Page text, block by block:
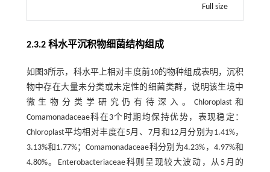
Full size
2.3.2 科水平沉积物细菌结构组成
如 图3所示，科水平上相对丰度前10的物种组成表明，沉积
物中存在大量未分类或未定性的细菌类群，说明该生境中
微生物分类学研究仍有待深入。Chloroplast和
Comamonadaceae科在3个时期均保持优势，表现稳定：
Chloroplast平均相对丰度在5月、7月和12月分别为1.41%，
3.13%和1.77%；Comamonadaceae科分别为4.23%，4.97%和
4.80%。Enterobacteriaceae科则呈现较大波动，从5月的